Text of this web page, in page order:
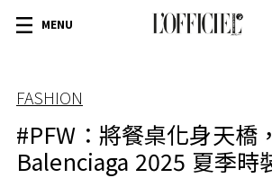
MENU
FASHION
#PFW：將餐桌化身天橋
Balenciaga 2025 夏季時